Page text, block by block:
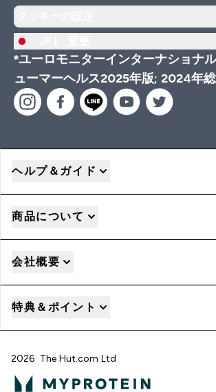
*ユーロモニターインターナショナ
ューマーヘルス2025年版; 2024年
ヘルプ＆ガイド
商品について
会社概要
特典＆ポイント
2026 The Hut.com Ltd